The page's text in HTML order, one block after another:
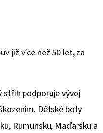
již více než 50 let, za
střih podporuje vývoj
Dětské boty
Rumunsku, Maďarsku a